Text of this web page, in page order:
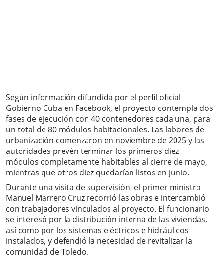
Según información difundida por el perfil oficial
Gobierno Cuba en Facebook, el proyecto contempla dos
fases de ejecución con 40 contenedores cada una, para
un total de 80 módulos habitacionales. Las labores de
urbanización comenzaron en noviembre de 2025 y las
autoridades prevén terminar los primeros diez
módulos completamente habitables al cierre de mayo,
mientras que otros diez quedarían listos en junio.
Durante una visita de supervisión, el primer ministro
Manuel Marrero Cruz recorrió las obras e intercambió
con trabajadores vinculados al proyecto. El funcionario
se interesó por la distribución interna de las viviendas,
así como por los sistemas eléctricos e hidráulicos
instalados, y defendió la necesidad de revitalizar la
comunidad de Toledo.